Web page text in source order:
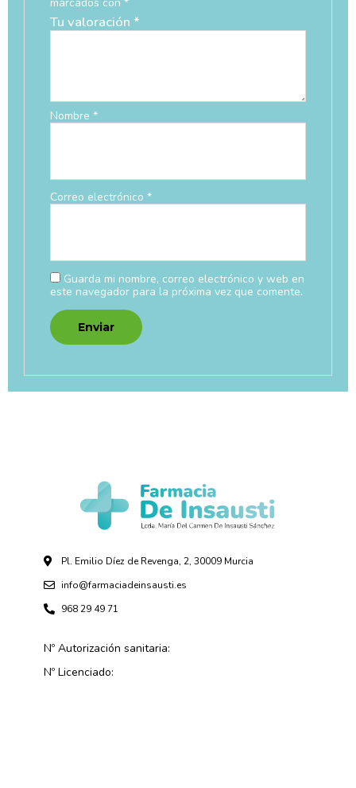
Tu valoración *
Nombre *
Correo electrónico *
Guarda mi nombre, correo electrónico y web en
este navegador para la próxima vez que comente.
Pl. Emilio Díez de Revenga, 2, 30009 Murcia
info@farmaciadeinsausti.es
968 29 49 71
Nº Autorización sanitaria:
Nº Licenciado: